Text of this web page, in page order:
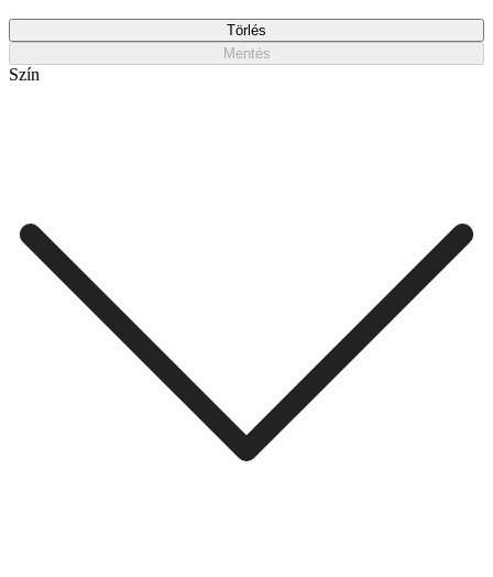
Törlés
Mentés
Szín